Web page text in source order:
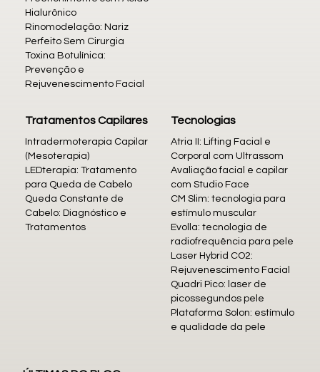
Hialurônico
Rinomodelação: Nariz
Perfeito Sem Cirurgia
Toxina Botulínica:
Prevenção e
Rejuvenescimento Facial
Tratamentos Capilares
Intradermoterapia Capilar
(Mesoterapia)
LEDterapia: Tratamento
para Queda de Cabelo
Queda Constante de
Cabelo: Diagnóstico e
Tratamentos
Tecnologias
Atria II: Lifting Facial e
Corporal com Ultrassom
Avaliação facial e capilar
com Studio Face
CM Slim: tecnologia para
estímulo muscular
Evolla: tecnologia de
radiofrequência para pele
Laser Hybrid CO2:
Rejuvenescimento Facial
Quadri Pico: laser de
picossegundos pele
Plataforma Solon: estímulo
e qualidade da pele